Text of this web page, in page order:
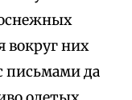
вокруг них
письмами да